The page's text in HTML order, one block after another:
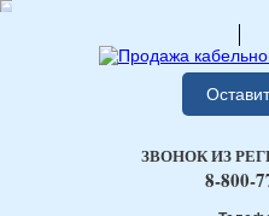
ЗВОНОК ИЗ
8-800-